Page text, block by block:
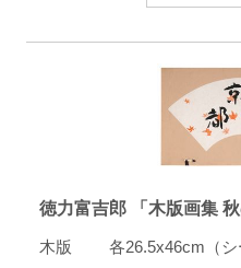
徳力富吉郎 「木版画集 秋
木版 各26.5x46cm（